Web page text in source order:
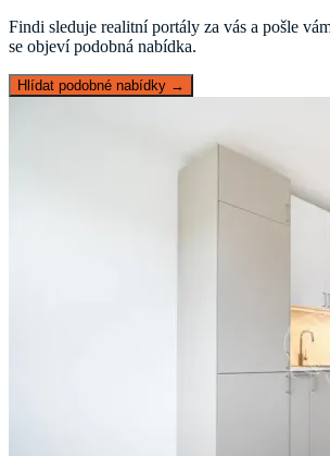
Findi sleduje realitní portály za vás a pošle
se objeví podobná nabídka.
Hlídat podobné nabídky →